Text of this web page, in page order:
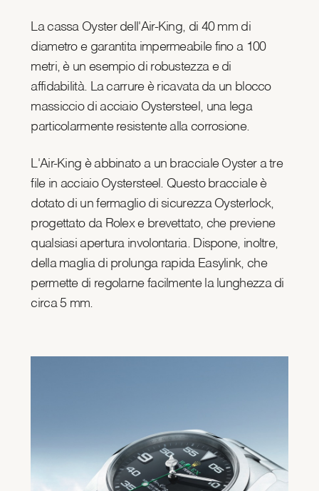
La cassa Oyster dell'Air-King, di 40 mm di
diametro e garantita impermeabile fino a 100
metri, è un esempio di robustezza e di
affidabilità. La carrure è ricavata da un blocco
massiccio di acciaio Oystersteel, una lega
particolarmente resistente alla corrosione.
L'Air-King è abbinato a un bracciale Oyster a tre
file in acciaio Oystersteel. Questo bracciale è
dotato di un fermaglio di sicurezza Oysterlock,
progettato da Rolex e brevettato, che previene
qualsiasi apertura involontaria. Dispone, inoltre,
della maglia di prolunga rapida Easylink, che
permette di regolarne facilmente la lunghezza di
circa 5 mm.